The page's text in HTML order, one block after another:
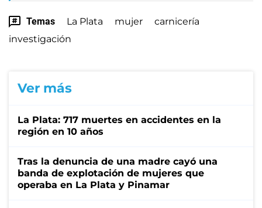
Temas La Plata mujer
carnicería
investigación
Ver más
La Plata: 717 muertes en accidentes en la
región en 10 años
Tras la denuncia de una madre cayó una
banda de explotación de mujeres que
operaba en La Plata y Pinamar